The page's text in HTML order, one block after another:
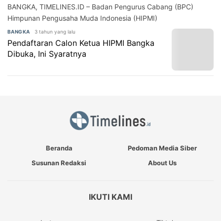
BANGKA, TIMELINES.ID – Badan Pengurus Cabang (BPC)
Himpunan Pengusaha Muda Indonesia (HIPMI)
BANGKA 3 tahun yang lalu
Pendaftaran Calon Ketua HIPMI Bangka
Dibuka, Ini Syaratnya
Beranda
Pedoman Media Siber
Susunan Redaksi
About Us
IKUTI KAMI